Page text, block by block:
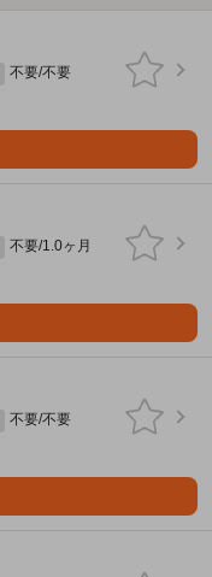
不要/不要
不要/1.0ヶ月
不要/不要